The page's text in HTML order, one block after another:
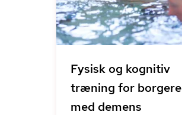
Fysisk og kognitiv
træning for borgere
med demens